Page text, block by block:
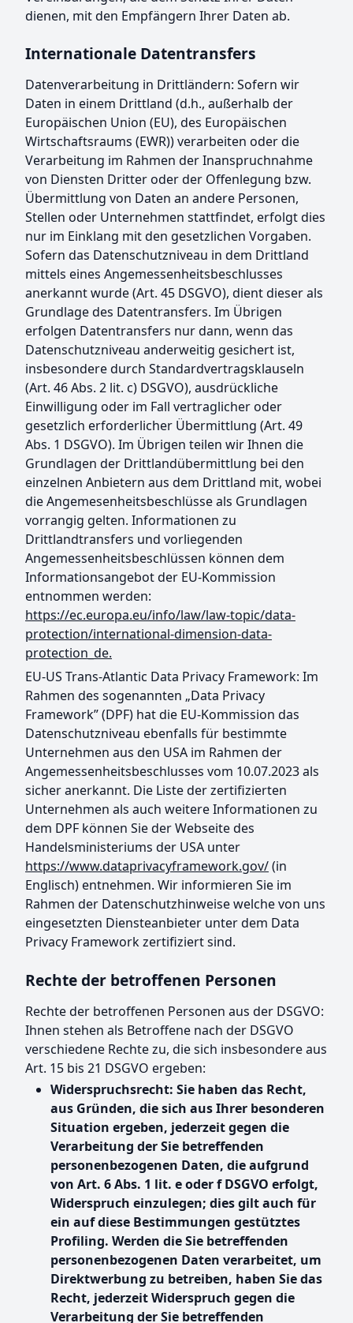
dienen, mit den Empfängern Ihrer Daten ab.
Internationale Datentransfers
Datenverarbeitung in Drittländern: Sofern wir
Daten in einem Drittland (d.h., außerhalb der
Europäischen Union (EU), des Europäischen
Wirtschaftsraums (EWR)) verarbeiten oder die
Verarbeitung im Rahmen der Inanspruchnahme
von Diensten Dritter oder der Offenlegung bzw.
Übermittlung von Daten an andere Personen,
Stellen oder Unternehmen stattfindet, erfolgt dies
nur im Einklang mit den gesetzlichen Vorgaben.
Sofern das Datenschutzniveau in dem Drittland
mittels eines Angemessenheitsbeschlusses
anerkannt wurde (Art. 45 DSGVO), dient dieser als
Grundlage des Datentransfers. Im Übrigen
erfolgen Datentransfers nur dann, wenn das
Datenschutzniveau anderweitig gesichert ist,
insbesondere durch Standardvertragsklauseln
(Art. 46 Abs. 2 lit. c) DSGVO), ausdrückliche
Einwilligung oder im Fall vertraglicher oder
gesetzlich erforderlicher Übermittlung (Art. 49
Abs. 1 DSGVO). Im Übrigen teilen wir Ihnen die
Grundlagen der Drittlandübermittlung bei den
einzelnen Anbietern aus dem Drittland mit, wobei
die Angemesenheitsbeschlüsse als Grundlagen
vorrangig gelten. Informationen zu
Drittlandtransfers und vorliegenden
Angemessenheitsbeschlüssen können dem
Informationsangebot der EU-Kommission
entnommen werden:
https://ec.europa.eu/info/law/law-topic/data-
protection/international-dimension-data-
protection_de.
EU-US Trans-Atlantic Data Privacy Framework: Im
Rahmen des sogenannten „Data Privacy
Framework” (DPF) hat die EU-Kommission das
Datenschutzniveau ebenfalls für bestimmte
Unternehmen aus den USA im Rahmen der
Angemessenheitsbeschlusses vom 10.07.2023 als
sicher anerkannt. Die Liste der zertifizierten
Unternehmen als auch weitere Informationen zu
dem DPF können Sie der Webseite des
Handelsministeriums der USA unter
https://www.dataprivacyframework.gov/(in
Englisch) entnehmen. Wir informieren Sie im
Rahmen der Datenschutzhinweise welche von uns
eingesetzten Diensteanbieter unter dem Data
Privacy Framework zertifiziert sind.
Rechte der betroffenen Personen
Rechte der betroffenen Personen aus der DSGVO:
Ihnen stehen als Betroffene nach der DSGVO
verschiedene Rechte zu, die sich insbesondere aus
Art. 15 bis 21 DSGVO ergeben:
Widerspruchsrecht: Sie haben das Recht,
aus Gründen, die sich aus Ihrer besonderen
Situation ergeben, jederzeit gegen die
Verarbeitung der Sie betreffenden
personenbezogenen Daten, die aufgrund
von Art. 6 Abs. 1 lit. e oder f DSGVO erfolgt,
Widerspruch einzulegen; dies gilt auch für
ein auf diese Bestimmungen gestütztes
Profiling. Werden die Sie betreffenden
personenbezogenen Daten verarbeitet, um
Direktwerbung zu betreiben, haben Sie das
Recht, jederzeit Widerspruch gegen die
Verarbeitung der Sie betreffenden